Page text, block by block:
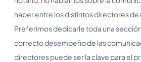
haber entre los distintos directores de
Preferimos dedicarle toda una
correcto desempeño de las
directores puede ser la clave para el